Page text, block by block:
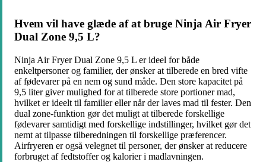
Hvem vil have glæde af at bruge Ninja Air Fryer
Dual Zone 9,5 L?
Ninja Air Fryer Dual Zone 9,5 L er ideel for både
enkeltpersoner og familier, der ønsker at tilberede en bred vifte
af fødevarer på en nem og sund måde. Den store kapacitet på
9,5 liter giver mulighed for at tilberede store portioner mad,
hvilket er ideelt til familier eller når der laves mad til fester. Den
dual zone-funktion gør det muligt at tilberede forskellige
fødevarer samtidigt med forskellige indstillinger, hvilket gør det
nemt at tilpasse tilberedningen til forskellige præferencer.
Airfryeren er også velegnet til personer, der ønsker at reducere
forbruget af fedtstoffer og kalorier i madlavningen.